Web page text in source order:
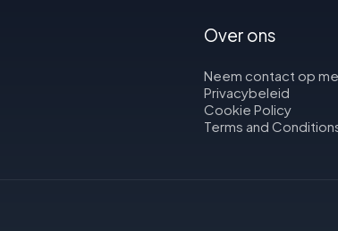
Over ons
Neem contact op
Privacybeleid
Cookie Policy
Terms and